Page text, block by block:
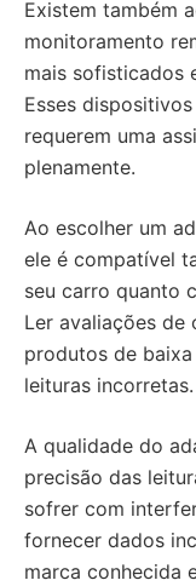
Existem também
monitoramento
mais sofisticados
Esses
requerem uma
plenamente.
Ao escolher um
ele é compatível
seu carro quanto
Ler avaliações de
produtos de
leituras incorretas.
A qualidade do
precisão das
sofrer com
fornecer dados
marca conhecida